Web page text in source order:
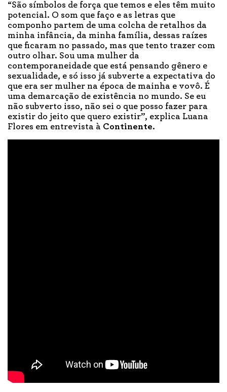
“São símbolos de força que temos e eles têm muito
potencial. O som que faço e as letras que
componho partem de uma colcha de retalhos da
minha infância, da minha família, dessas raízes
que ficaram no passado, mas que tento trazer com
outro olhar. Sou uma mulher da
contemporaneidade que está pensando gênero e
sexualidade, e só isso já subverte a expectativa do
que era ser mulher na época de mainha e vovô. É
uma demarcação de existência no mundo. Se eu
não subverto isso, não sei o que posso fazer para
existir do jeito que quero existir”, explica Luana
Flores em entrevista à Continente.